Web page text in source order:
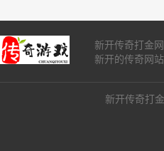
新开传奇打金
新开的传奇网
新开传奇打